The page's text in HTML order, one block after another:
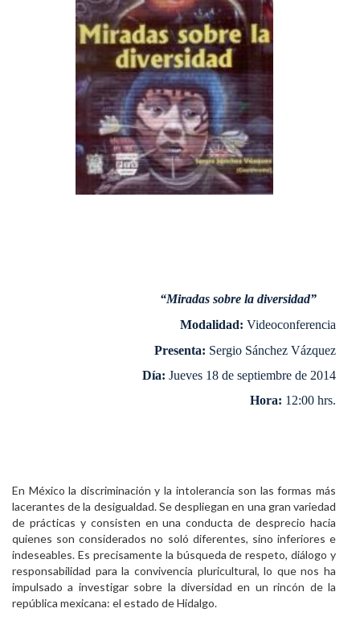
“Miradas sobre la diversidad”
Modalidad: Videoconferencia
Presenta: Sergio Sánchez Vázquez
Día: Jueves 18 de septiembre de 2014
Hora: 12:00 hrs.
En México la discriminación y la intolerancia son las formas más
lacerantes de la desigualdad. Se despliegan en una gran variedad
de prácticas y consisten en una conducta de desprecio hacia
quienes son considerados no soló diferentes, sino inferiores e
indeseables. Es precisamente la búsqueda de respeto, diálogo y
responsabilidad para la convivencia pluricultural, lo que nos ha
impulsado a investigar sobre la diversidad en un rincón de la
república mexicana: el estado de Hidalgo.